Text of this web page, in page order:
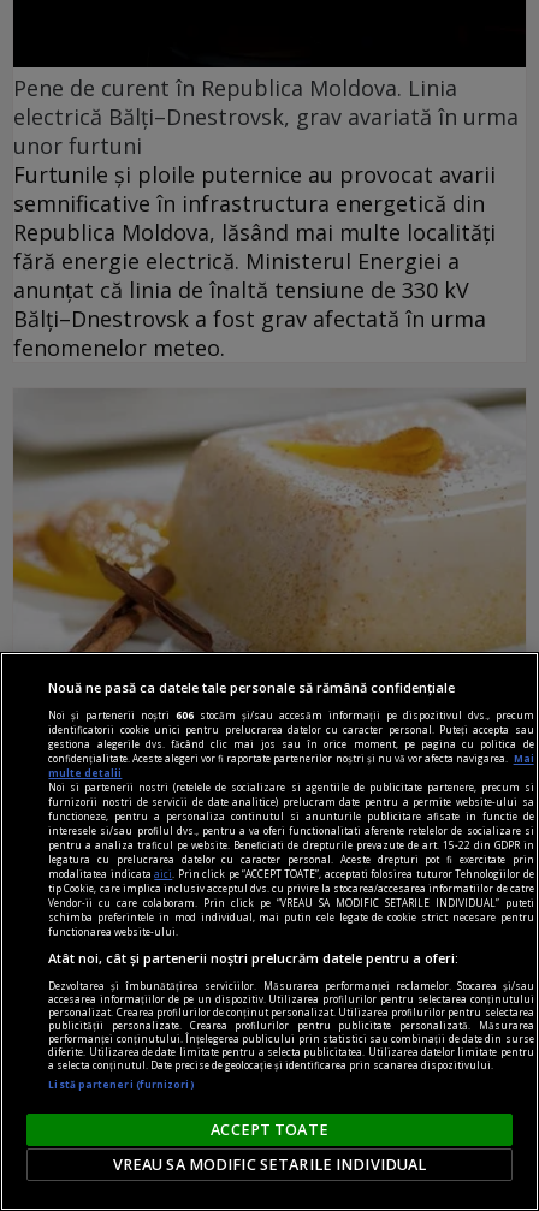
Pene de curent în Republica Moldova. Linia
electrică Bălți–Dnestrovsk, grav avariată în urma
unor furtuni
Furtunile și ploile puternice au provocat avarii
semnificative în infrastructura energetică din
Republica Moldova, lăsând mai multe localități
fără energie electrică. Ministerul Energiei a
anunțat că linia de înaltă tensiune de 330 kV
Bălți–Dnestrovsk a fost grav afectată în urma
fenomenelor meteo.
Deserturi cu lapte care îți amintesc de copilărie.
Rețetele tradiționale pe care le vei face din nou și
din nou
Există rețete care nu au nevoie de ingrediente
sofisticate pentru a cuceri orice generație.
Deserturile cu lapte se numără printre
preparatele pe care mulți români le asociază cu
mesele pregătite de bunici sau de părinți.
Nouă ne pasă ca datele tale personale să rămână confidențiale
Noi și partenerii noștri606 stocăm și/sau accesăm informații pe dispozitivul dvs., precum
identificatorii cookie unici pentru prelucrarea datelor cu caracter personal. Puteți accepta sau
gestiona alegerile dvs. făcând clic mai jos sau în orice moment, pe pagina cu politica de
confidențialitate. Aceste alegeri vor fi raportate partenerilor noștri și nu vă vor afecta navigarea.
Mai
multe detalii
Noi si partenerii nostri (retelele de socializare si agentiile de publicitate partenere, precum si
furnizorii nostri de servicii de date analitice) prelucram date pentru a permite website-ului sa
functioneze, pentru a personaliza continutul si anunturile publicitare afisate in functie de
interesele si/sau profilul dvs., pentru a va oferi functionalitati aferente retelelor de socializare si
pentru a analiza traficul pe website. Beneficiati de drepturile prevazute de art. 15-22 din GDPR in
legatura cu prelucrarea datelor cu caracter personal. Aceste drepturi pot fi exercitate prin
modalitatea indicataaici
. Prin click pe “ACCEPT TOATE”, acceptati folosirea tuturor Tehnologiilor de
tip Cookie, care implica inclusiv acceptul dvs. cu privire la stocarea/accesarea informatiilor de catre
Vendor-ii cu care colaboram. Prin click pe “VREAU SA MODIFIC SETARILE INDIVIDUAL” puteti
schimba preferintele in mod individual, mai putin cele legate de cookie strict necesare pentru
functionarea website-ului.
Atât noi, cât și partenerii noștri prelucrăm datele pentru a oferi:
Dezvoltarea și îmbunătățirea serviciilor. Măsurarea performanței reclamelor. Stocarea și/sau
accesarea informațiilor de pe un dispozitiv. Utilizarea profilurilor pentru selectarea conținutului
personalizat. Crearea profilurilor de conținut personalizat. Utilizarea profilurilor pentru selectarea
publicității personalizate. Crearea profilurilor pentru publicitate personalizată. Măsurarea
performanței conținutului. Înțelegerea publicului prin statistici sau combinații de date din surse
diferite. Utilizarea de date limitate pentru a selecta publicitatea. Utilizarea datelor limitate pentru
a selecta conținutul. Date precise de geolocație și identificarea prin scanarea dispozitivului.
Listă parteneri (furnizori)
ACCEPT TOATE
VREAU SA MODIFIC SETARILE INDIVIDUAL